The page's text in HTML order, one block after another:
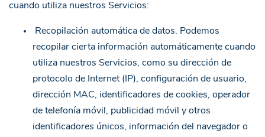
cuando utiliza nuestros Servicios:
Recopilación automática de datos. Podemos
recopilar cierta información automáticamente cuando
utiliza nuestros Servicios, como su dirección de
protocolo de Internet (IP), configuración de usuario,
dirección MAC, identificadores de cookies, operador
de telefonía móvil, publicidad móvil y otros
identificadores únicos, información del navegador o